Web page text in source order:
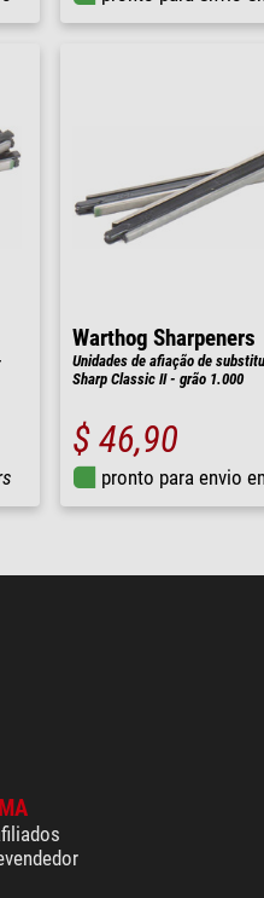
Warthog Sharpeners
Unidades de afiação de
Sharp Classic II - grão 1.000
$ 46,90
pronto para envio